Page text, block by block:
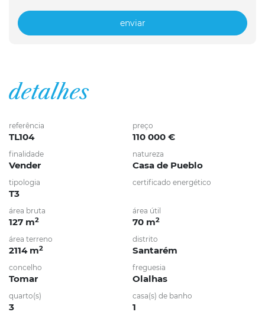
enviar
detalhes
referência
TL104
preço
110 000 €
finalidade
Vender
natureza
Casa de Pueblo
tipologia
T3
certificado energético
área bruta
127 m2
área útil
70 m2
área terreno
2114 m2
distrito
Santarém
concelho
Tomar
freguesia
Olalhas
quarto(s)
3
casa(s) de banho
1